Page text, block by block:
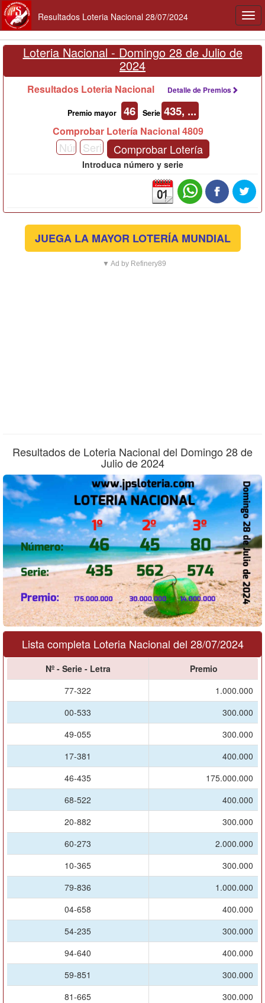
Resultados Loteria Nacional 28/07/2024
Loteria Nacional - Domingo 28 de Julio de
2024
Resultados Loteria Nacional Detalle de Premios
Premio mayor 46 Serie 435, ...
Comprobar Lotería Nacional 4809
Comprobar Lotería
Introduca número y serie
JUEGA LA MAYOR LOTERÍA MUNDIAL
▼ Ad by Refinery89
Resultados de Loteria Nacional del Domingo 28 de
Julio de 2024
Lista completa Loteria Nacional del 28/07/2024
Nº - Serie - Letra
Premio
77-322
1.000.000
00-533
300.000
49-055
300.000
17-381
400.000
46-435
175.000.000
68-522
400.000
20-882
300.000
60-273
2.000.000
10-365
300.000
79-836
1.000.000
04-658
400.000
54-235
300.000
94-640
400.000
59-851
300.000
81-665
300.000